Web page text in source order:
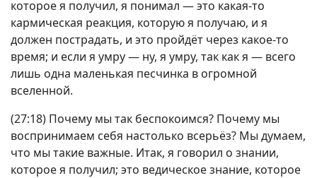
которое я получил, я понимал — это какая-то
кармическая реакция, которую я получаю, и я
должен пострадать, и это пройдёт через какое-то
время; и если я умру — ну, я умру, так как я — всего
лишь одна маленькая песчинка в огромной
вселенной.
(27:18) Почему мы так беспокоимся? Почему мы
воспринимаем себя настолько всерьёз? Мы думаем,
что мы такие важные. Итак, я говорил о знании,
которое я получил; это ведическое знание, которое